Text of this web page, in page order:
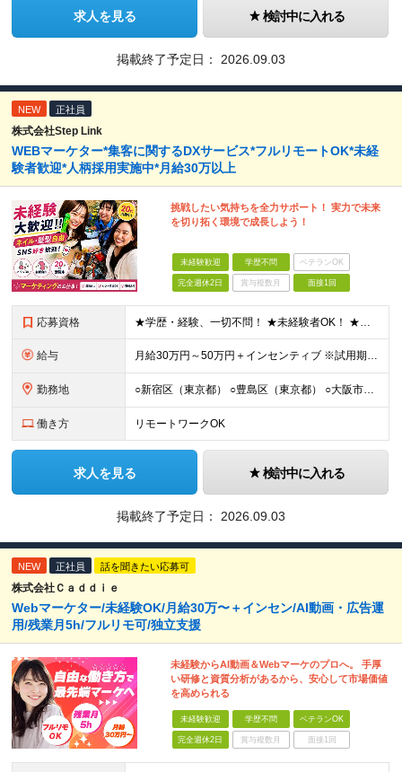
求人を見る 検討中に入れる
掲載終了予定日： 2026.09.03
NEW 正社員
株式会社Step Link
WEBマーケター*集客に関するDXサービス*フルリモートOK*未経
験者歓迎*人柄採用実施中*月給30万以上
挑戦したい気持ちを全力サポート！ 実力で未来
を切り拓く環境で成長しよう！
未経験歓迎 学歴不問 ベテランOK
完全週休2日 賞与複数月 面接1回
応募資格 ★学歴・経験、一切不問！ ★未経験者OK！ ★第二新卒も歓迎！ ＜人柄採用を実施中！＞ 弊社では、学歴や経験などは気にせず あなたの持ち前の人柄のみを重視しています。 堅苦しい雰囲気ではありません
給与 ⽉給30万円～50万円＋インセンティブ ※試⽤期間は2ケ⽉（正社員）⽉給25万円～ ☆インセンティブ有 ☆交通費全額支給
勤務地 ○新宿区（東京都） ○豊島区（東京都） ○大阪市（大阪府） ○福岡市（福岡県） ※あなたの経験やスキルに応じて面談時にて ご相談させていただきます。 ※研修先は、クライアント先での研修となります。
働き方 リモートワークOK
求人を見る 検討中に入れる
掲載終了予定日： 2026.09.03
NEW 正社員 話を聞きたい応募可
株式会社Ｃａｄｄｉｅ
Webマーケター/未経験OK/月給30万〜＋インセン/AI動画・広告運
用/残業月5h/フルリモ可/独立支援
未経験からAI動画＆Webマーケのプロへ。 手厚
い研修と資質分析があるから、安心して市場価値
を高められる
未経験歓迎 学歴不問 ベテランOK
完全週休2日 賞与複数月 面接1回